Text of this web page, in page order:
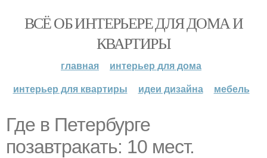
ВСЁ ОБ ИНТЕРЬЕРЕ ДЛЯ ДОМА И
КВАРТИРЫ
главная
интерьер для дома
интерьер для квартиры
идеи дизайна мебель
Где в Петербурге
позавтракать: 10 мест.